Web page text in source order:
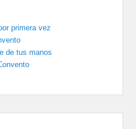
primera vez
de tus manos